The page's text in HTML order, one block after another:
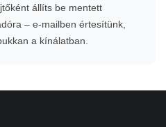
állíts be mentett
– e-mailben értesítünk,
a kínálatban.